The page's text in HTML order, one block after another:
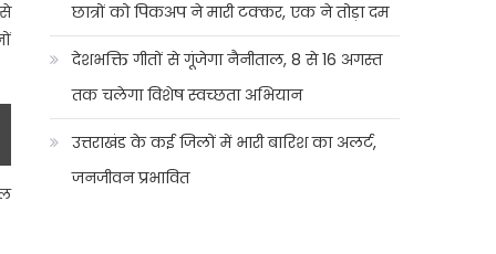
छात्रों को पिकअप ने मारी टक्कर, एक ने तोड़ा दम
देशभक्ति गीतों से गूंजेगा नैनीताल, 8 से 16 अगस्त
तक चलेगा विशेष स्वच्छता अभियान
उत्तराखंड के कई जिलों में भारी बारिश का अलर्ट,
जनजीवन प्रभावित